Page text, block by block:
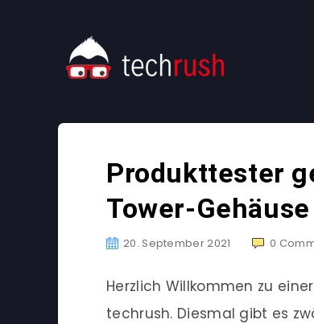
Produkttester
Tower-Gehäuse
20. September 2021 0
Herzlich Willkommen zu
techrush. Diesmal gibt es